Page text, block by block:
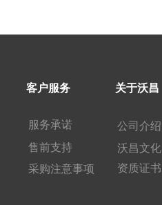
客户服务 关于沃昌
公司介绍
沃昌文化
资质证书
服务承诺
售前支持
采购注意事项